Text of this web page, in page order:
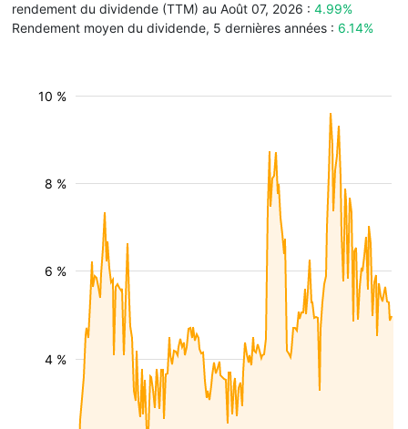
rendement du dividende (TTM) au Août 07, 2026 : 4.99%
Rendement moyen du dividende, 5 dernières années : 6.14%
4 %
6 %
8 %
10 %